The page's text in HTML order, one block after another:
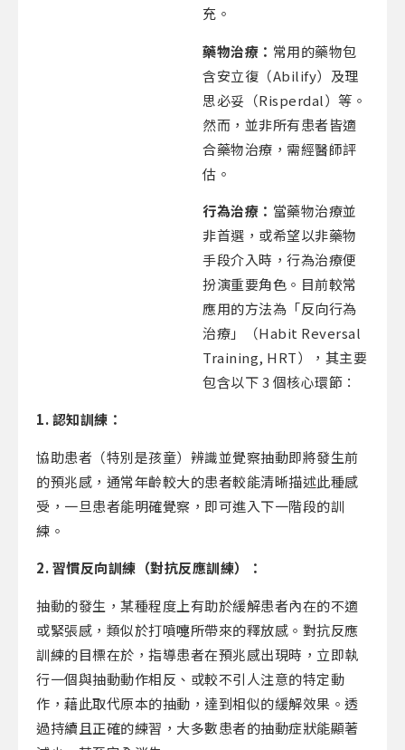
充。
藥物治療： 常用的藥物包
含安立復（Abilify）及理
思必妥（Risperdal）等。
然而，並非所有患者皆適
合藥物治療，需經醫師評
估。
行為治療： 當藥物治療並
非首選，或希望以非藥物
手段介入時，行為治療便
扮演重要角色。目前較常
應用的方法為「反向行為
治療」（Habit Reversal
Training, HRT），其主要
包含以下 3 個核心環節：
1. 認知訓練：
協助患者（特別是孩童）辨識並覺察抽動即將發生前
的預兆感，通常年齡較大的患者較能清晰描述此種感
受，一旦患者能明確覺察，即可進入下一階段的訓
練。
2. 習慣反向訓練（對抗反應訓練）：
抽動的發生，某種程度上有助於緩解患者內在的不適
或緊張感，類似於打噴嚏所帶來的釋放感。對抗反應
訓練的目標在於，指導患者在預兆感出現時，立即執
行一個與抽動動作相反、或較不引人注意的特定動
作，藉此取代原本的抽動，達到相似的緩解效果。透
過持續且正確的練習，大多數患者的抽動症狀能顯著